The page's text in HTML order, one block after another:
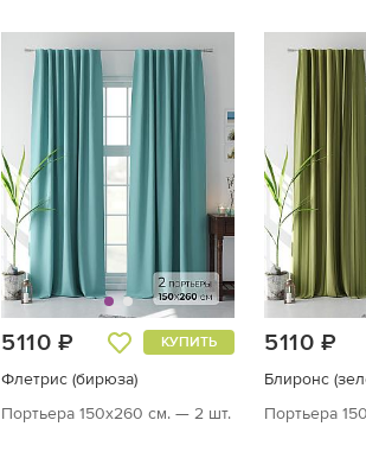
5110 ₽ КУПИТЬ
Флетрис (бирюза)
Портьера 150х260 см. — 2 шт.
5110 ₽
Блиронс
Портьера